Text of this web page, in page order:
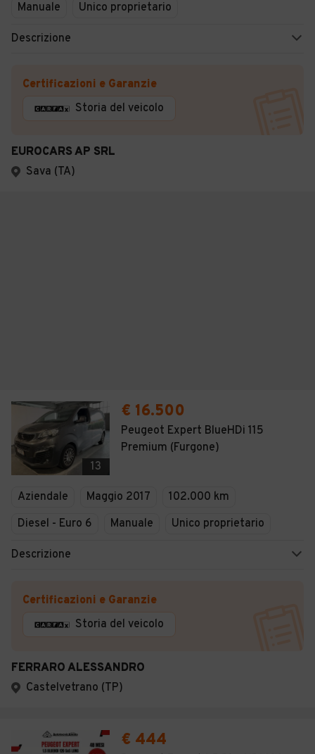
Manuale
Unico proprietario
Descrizione
Certificazioni e Garanzie
Storia del veicolo
EUROCARS AP SRL
Sava (TA)
13
€ 16.500
Peugeot Expert BlueHDi 115
Premium (Furgone)
Aziendale Maggio 2017
102.000 km
Diesel - Euro 6
Manuale Unico proprietario
Descrizione
Certificazioni e Garanzie
Storia del veicolo
FERRARO ALESSANDRO
Castelvetrano (TP)
€ 444